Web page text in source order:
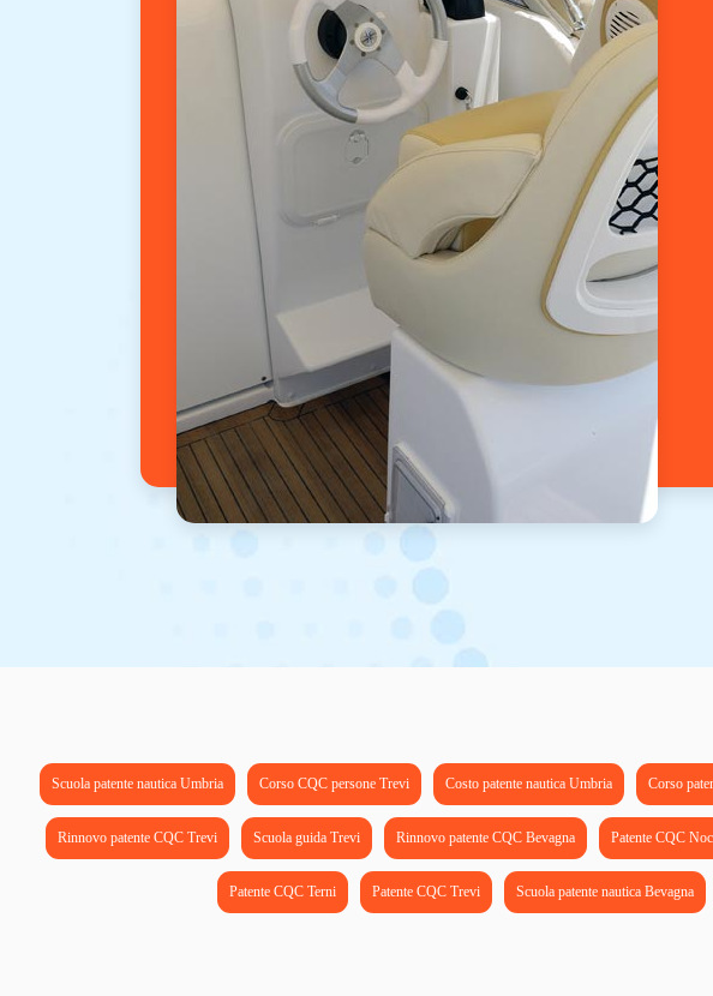
Scuola patente nautica Umbria Corso CQC persone Trevi Costo patente nautica Umbria Corso
Rinnovo patente CQC Trevi Scuola guida Trevi Rinnovo patente CQC Bevagna Patente CQC
Patente CQC Terni Patente CQC Trevi Scuola patente nautica Bevagna